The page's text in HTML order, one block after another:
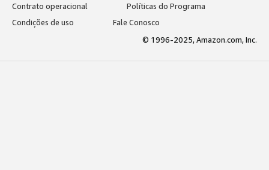
Contrato operacional
Políticas do Programa
Condições de uso
Fale Conosco
© 1996-2025, Amazon.com, Inc.